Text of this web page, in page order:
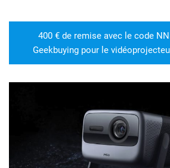
400 € de remise avec le code
Geekbuying pour le